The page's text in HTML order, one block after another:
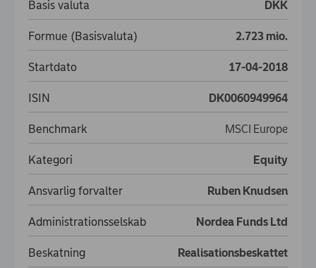
Basis valuta DKK
Formue (Basisvaluta) 2.723 mio.
Startdato 17-04-2018
ISIN DK0060949964
Benchmark MSCI Europe
Kategori Equity
Ansvarlig forvalter Ruben Knudsen
Administrationsselskab Nordea Funds Ltd
Beskatning Realisationsbeskattet